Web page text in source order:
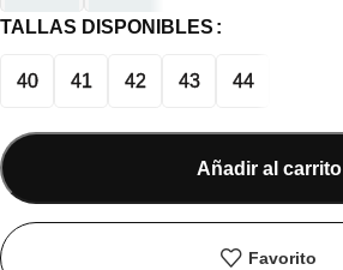
TALLAS DISPONIBLES
40 41 42 43 44
Añadir al carrito
Favorito